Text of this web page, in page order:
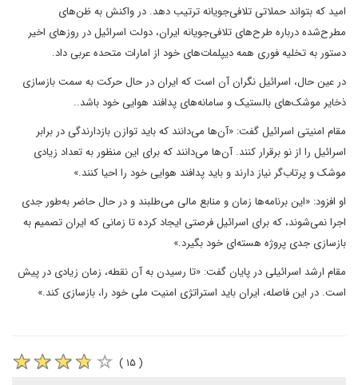
امید که بتواند حملاتی تلافی‌جویانه ترتیب دهد. در واکنش به ظن‌های
مطرح‌شده درباره طرح‌های تلافی‌جویانه ایران، دولت اسرائیل در روزهای اخیر
دستور به تخلیه فوری همه دیپلمات‌های خود از امارات متحده عربی داد.
در عین حال، اسرائیل نگران آن است که ایران در حال حرکت به سمت بازسازی
ذخایر موشک‌های بالستیک و سامانه‌های پدافند هوایی خود باشد..
مقام امنیتی اسرائیل گفت: «آن‌ها می‌دانند که باید توازن بازدارندگی در برابر
اسرائیل را از نو برقرار کنند. آن‌ها می‌دانند که برای این منظور به تعداد زیادی
موشک و پرتاب‌گر نیاز دارند و باید پدافند هوایی خود را احیا کنند.»
او افزود: «این برنامه‌ها زمان و منابع مالی می‌طلبند و در حال حاضر به‌طور جدی
اجرا نمی‌شوند، که برای اسرائیل فرصتی ایجاد کرده تا زمانی که ایران تصمیم به
بازسازی جدی پروژه هسته‌ای خود بگیرد.»
مقام ارشد اسرائیلی در پایان گفت: «تا رسیدن به آن نقطه، زمان زیادی در پیش
است. در این فاصله، ایران باید استراتژی امنیت ملی خود را، بازسازی کند.»
( ۱۵ )